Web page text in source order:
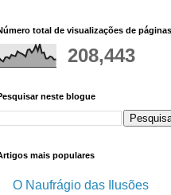
total de visualizações de páginas
208,443
neste blogue
mais populares
O Naufrágio das Ilusões